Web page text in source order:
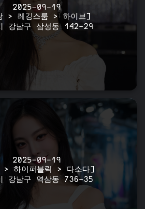
2025-09-19
> 레깅스룸 > 하이브]
강남구 삼성동 142-29
2025-09-19
> 하이퍼블릭 > 다소다]
강남구 역삼동 736-35